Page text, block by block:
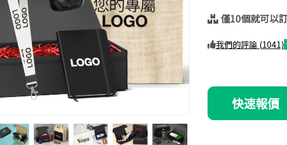
僅10個就可以
我們的評論 (1041)
快速報價